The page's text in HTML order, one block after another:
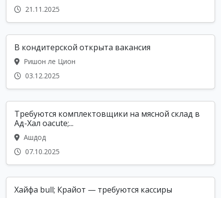
21.11.2025
В кондитерской открыта вакансия
Ришон ле Цион
03.12.2025
Требуются комплектовщики на мясной склад в
Ад-Хал oacute;...
Ашдод
07.10.2025
Хайфа bull; Крайот — требуются кассиры